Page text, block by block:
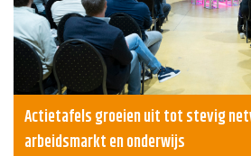
Actietafels groeien uit tot stevig
arbeidsmarkt en onderwijs